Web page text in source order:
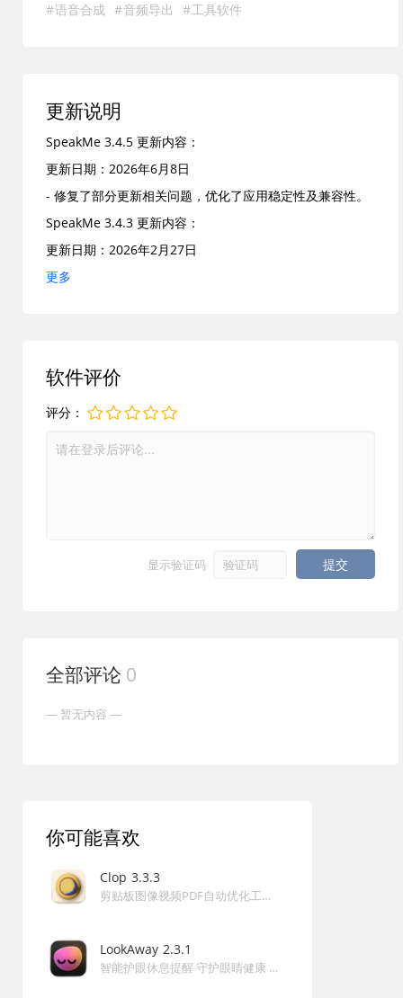
界面直观，仅需复制粘贴文本即可启动朗读，极大提升了听
SpeakMe for Mac 最早于2015年在Mac App Store发布
1.x版本，当时就以简洁的文本转音频功能赢得用户青睐。
随后开发者持续迭代，逐步优化语音引擎兼容性、添加语速
调节和文档导入等特性。到3.x系列，软件已全面适配
macOS 12及更高版本，并实现对M1/M2/M3芯片的原生支
持。历经多年打磨，SpeakMe for Mac 从基础朗读工具成
长为专业音频导出应用，不断修复反馈问题并提升稳定性，
本，瞬间启动Mac系统自然语音播报
2. 音频文件导出：轻松将朗读内容保存为AIFF格式，便于分
享到其他设备或用于视频配音
5. 多语言语音切换：自动兼容macOS所有内置语音，包括
用户评价
"它完全按照描述工作：输入一些文本，点击按钮就完成
—— Derekcurrie（★★★★☆）
"SpeakMe for Mac 的语音自然度超出预期，特别适合制作
有声书，操作简单上手快。"
常见问题（FAQ）
问：SpeakMe for Mac 支持哪些操作系统版本？
语音合成
音频导出 工具软件
更新说明
SpeakMe 3.4.5 更新内容：
更新日期：2026年6月8日
- 修复了部分更新相关问题，优化了应用稳定性及兼容性。
SpeakMe 3.4.3 更新内容：
更新日期：2026年2月27日
- 修复了更新机制中的小问题
更多
软件评价
评分：
显示验证码 提交
全部评论 0
你可能喜欢
Clop 3.3.3
剪贴板图像视频PDF自动优化工具 Clop for Mac
LookAway 2.3.1
智能护眼休息提醒 守护眼睛健康 LookAway for Mac